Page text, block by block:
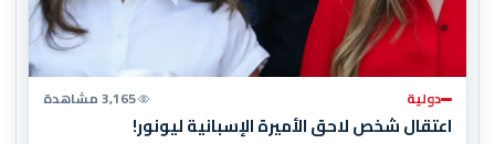
دولية 3,165 مشاهدة
اعتقال شخص لاحق الأميرة الإسبانية ليونور!